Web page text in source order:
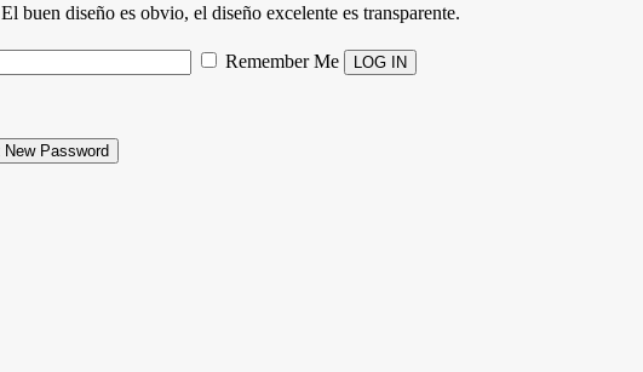
El buen diseño es obvio, el diseño excelente es transparente.
Remember Me